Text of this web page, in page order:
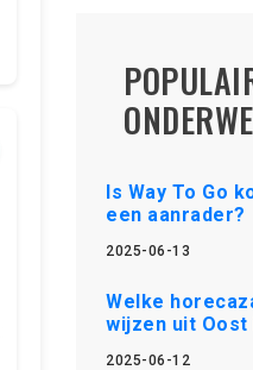
Is Way To Go
een aanrader?
2025-06-13
Welke
wijzen uit Oost
2025-06-12